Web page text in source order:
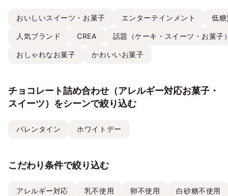
おいしいスイーツ・お菓子 エンターテインメント 低
人気ブランド CREA 話題（ケーキ・スイーツ・お菓子
おしゃれなお菓子 かわいいお菓子
チョコレート詰め合わせ（アレルギー対応お菓子・
スイーツ）をシーンで絞り込む
バレンタイン ホワイトデー
こだわり条件で絞り込む
アレルギー対応 乳不使用 卵不使用 白砂糖不使用